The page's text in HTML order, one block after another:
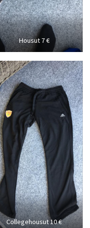
Housut 7 €
Collegehousut 10 €